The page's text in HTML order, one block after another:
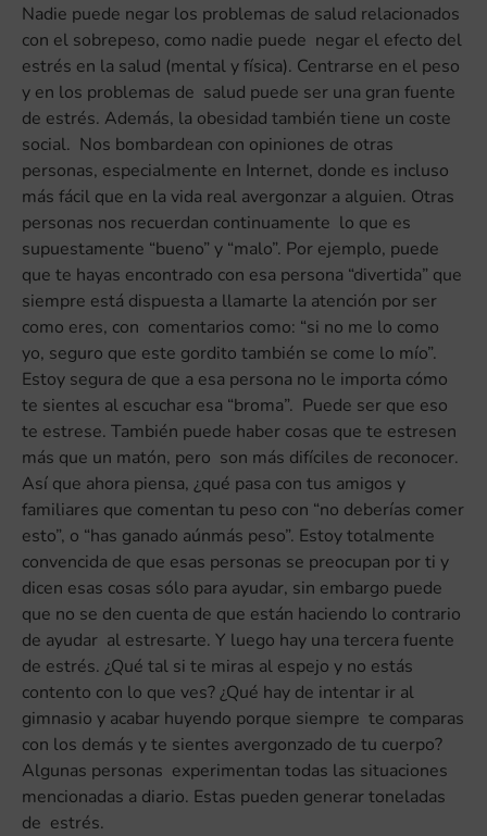
Nadie puede negar los problemas de salud relacionados
con el sobrepeso, como nadie puede negar el efecto del
estrés en la salud (mental y física). Centrarse en el peso
y en los problemas de salud puede ser una gran fuente
de estrés. Además, la obesidad también tiene un coste
social. Nos bombardean con opiniones de otras
personas, especialmente en Internet, donde es incluso
más fácil que en la vida real avergonzar a alguien. Otras
personas nos recuerdan continuamente lo que es
supuestamente “bueno” y “malo”. Por ejemplo, puede
que te hayas encontrado con esa persona “divertida” que
siempre está dispuesta a llamarte la atención por ser
como eres, con comentarios como: “si no me lo como
yo, seguro que este gordito también se come lo mío”.
Estoy segura de que a esa persona no le importa cómo
te sientes al escuchar esa “broma”. Puede ser que eso
te estrese. También puede haber cosas que te estresen
más que un matón, pero son más difíciles de reconocer.
Así que ahora piensa, ¿qué pasa con tus amigos y
familiares que comentan tu peso con “no deberías comer
esto”, o “has ganado aúnmás peso”. Estoy totalmente
convencida de que esas personas se preocupan por ti y
dicen esas cosas sólo para ayudar, sin embargo puede
que no se den cuenta de que están haciendo lo contrario
de ayudar al estresarte. Y luego hay una tercera fuente
de estrés. ¿Qué tal si te miras al espejo y no estás
contento con lo que ves? ¿Qué hay de intentar ir al
gimnasio y acabar huyendo porque siempre te comparas
con los demás y te sientes avergonzado de tu cuerpo?
Algunas personas experimentan todas las situaciones
mencionadas a diario. Estas pueden generar toneladas
de estrés.